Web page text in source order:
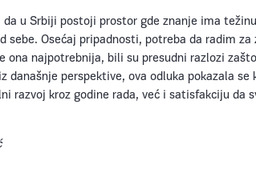
da u Srbiji postoji prostor gde znanje ima
sebe. Osećaj pripadnosti, potreba da radim
ona najpotrebnija, bili su presudni razlozi
današnje perspektive, ova odluka pokazala
razvoj kroz godine rada, već i satisfakciju da